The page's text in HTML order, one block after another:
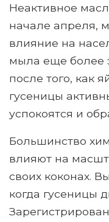
Неактивное
начале апреля,
влияние на
мыла еще более
после того, как
гусеницы
успокоятся и
Большинство
влияют на
своих коконах.
когда гусеницы